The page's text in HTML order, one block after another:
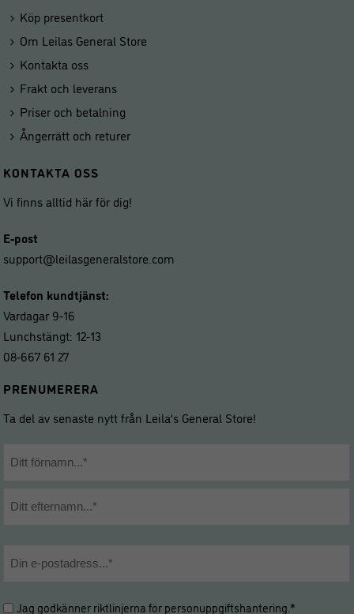
Köp presentkort
Om Leilas General Store
Kontakta oss
Frakt och leverans
Priser och betalning
Ångerrätt och returer
KONTAKTA OSS
Vi finns alltid här för dig!
E-post
support@leilasgeneralstore.com
Telefon kundtjänst:
Vardagar 9-16
Lunchstängt: 12-13
08-667 61 27
PRENUMERERA
Ta del av senaste nytt från Leila’s General Store!
Hantering
Jag godkänner riktlinjerna förpersonuppgiftshantering .*